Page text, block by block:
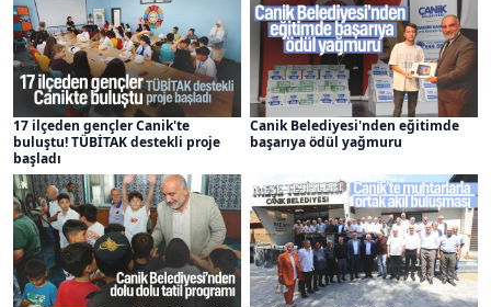
17 ilçeden gençler Canik'te
buluştu! TÜBİTAK destekli proje
başladı
Canik Belediyesi'nden eğitimde
başarıya ödül yağmuru